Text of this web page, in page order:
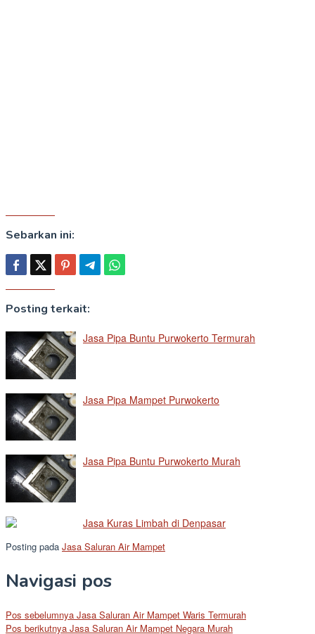
Sebarkan ini:
Posting terkait:
Jasa Pipa Buntu Purwokerto Termurah
Jasa Pipa Mampet Purwokerto
Jasa Pipa Buntu Purwokerto Murah
Jasa Kuras Limbah di Denpasar
Posting pada Jasa Saluran Air Mampet
Navigasi pos
Pos sebelumnya Jasa Saluran Air Mampet Waris Termurah
Pos berikutnya Jasa Saluran Air Mampet Negara Murah